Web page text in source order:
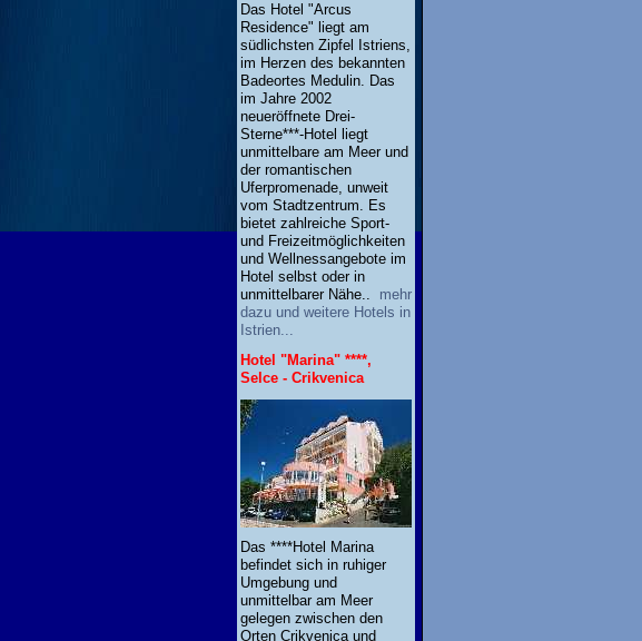
Das Hotel "Arcus
Residence" liegt am
südlichsten Zipfel Istriens,
im Herzen des bekannten
Badeortes Medulin. Das
im Jahre 2002
neueröffnete Drei-
Sterne***-Hotel liegt
unmittelbare am Meer und
der romantischen
Uferpromenade, unweit
vom Stadtzentrum. Es
bietet zahlreiche Sport-
und Freizeitmöglichkeiten
und Wellnessangebote im
Hotel selbst oder in
unmittelbarer Nähe.. mehr
dazu und weitere Hotels in
Istrien...
Hotel "Marina" ****,
Selce - Crikvenica
Das ****Hotel Marina
befindet sich in ruhiger
Umgebung und
unmittelbar am Meer
gelegen zwischen den
Orten Crikvenica und